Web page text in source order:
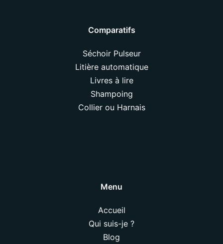
Comparatifs
Séchoir Pulseur
Litière automatique
Livres à lire
Shampoing
Collier ou Harnais
Menu
Accueil
Qui suis-je ?
Blog